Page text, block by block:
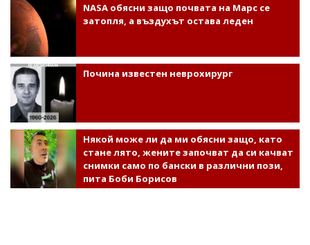
NASA обясни защо почвата на Марс се
затопля, а въздухът остава леден
Почина известен неврохирург
Някой може ли да ми обясни защо, като
стане лято, жените започват да си качват
снимки само по бански в различни пози,
пита Боби Борисов